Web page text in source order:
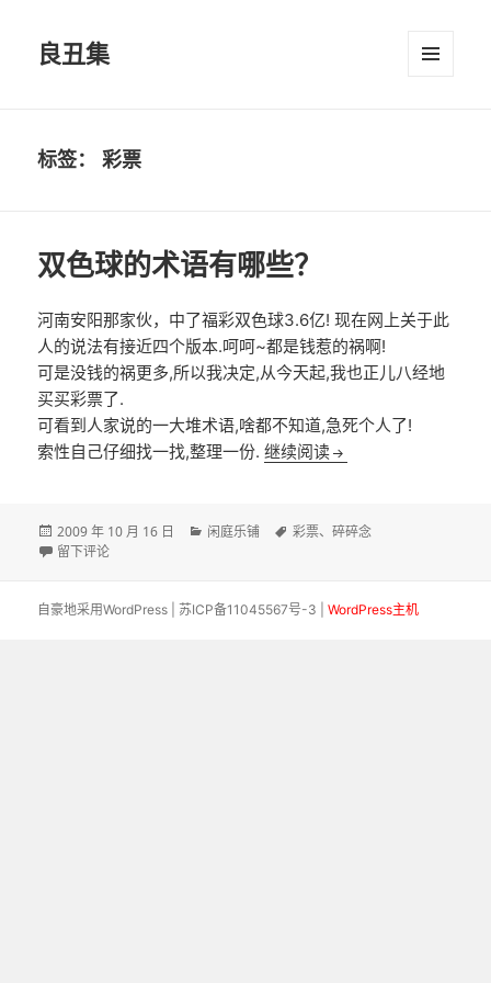
良丑集
标签：彩票
双色球的术语有哪些？
河南安阳那家伙，中了福彩双色球3.6亿! 现在网上关于此
人的说法有接近四个版本.呵呵~都是钱惹的祸啊!
可是没钱的祸更多,所以我决定,从今天起,我也正儿八经地
买买彩票了.
可看到人家说的一大堆术语,啥都不知道,急死个人了!
索性自己仔细找一找,整理一份.继续阅读双色球的术语有哪些
发
布
2009 年 10 月 16 日
分
闲庭乐铺
标
彩票、碎碎念
于双色球的术语有哪些？
留下评论
自豪地采用WordPress |苏ICP备11045567号-3 |WordPress主机